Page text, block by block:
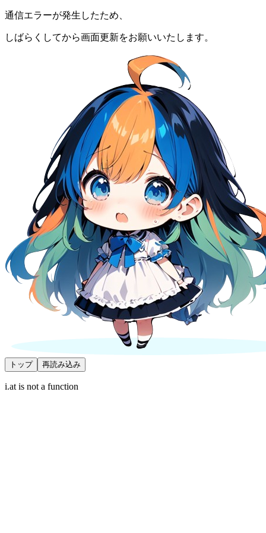
通信エラーが発生したため、
しばらくしてから画面更新をお願いいたします。
トップ 再読み込み
i.at is not a function